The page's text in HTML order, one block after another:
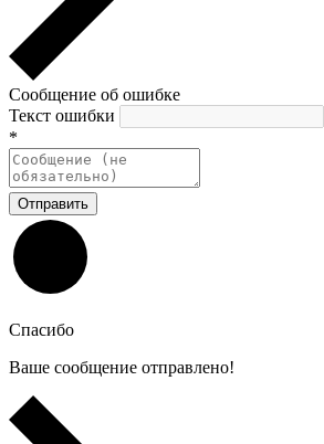
Сообщение об ошибке
Текст ошибки
*
Отправить
Спасибо
Ваше сообщение отправлено!